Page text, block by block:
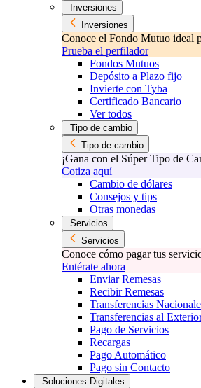
Inversiones
Inversiones
Conoce el Fondo Mutuo ideal
Prueba el perfilador
Fondos Mutuos
Depósito a Plazo fijo
Invierte con Tyba
Certificado Bancario
Ver todos
Tipo de cambio
Tipo de cambio
¡Gana con el Súper Tipo de
Cotiza aquí
Cambio de dólares
Consejos y tips
Otras monedas
Servicios
Servicios
Conoce cómo pagar tus
Entérate ahora
Enviar Remesas
Recibir Remesas
Transferencias
Transferencias al
Pago de Servicios
Recargas
Pago Automático
Pago sin Contacto
Soluciones Digitales